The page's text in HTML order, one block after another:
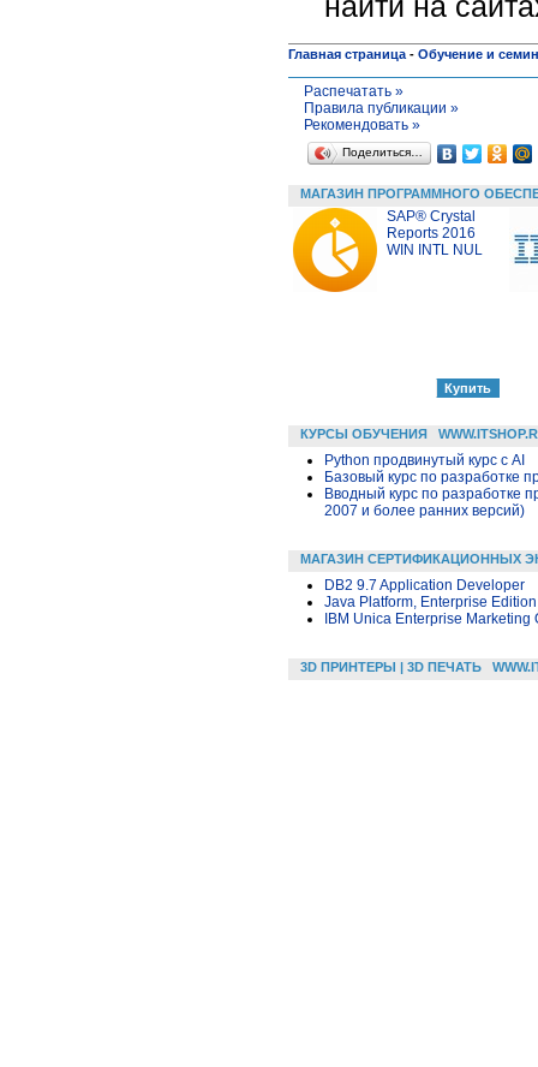
Главная страница - Обучение и
Распечатать »
Правила публикации »
Рекомендовать »
Поделиться…
МАГАЗИН ПРОГРАММНОГО
SAP® Crystal
Reports 2016
WIN INTL NUL
КУРСЫ ОБУЧЕНИЯ
Python продвинутый курс с AI
Базовый курс по разработке
Вводный курс по разработке
2007 и более ранних версий)
МАГАЗИН СЕРТИФИКАЦИОННЫХ
DB2 9.7 Application Developer
Java Platform, Enterprise
IBM Unica Enterprise
3D ПРИНТЕРЫ | 3D ПЕЧАТЬ